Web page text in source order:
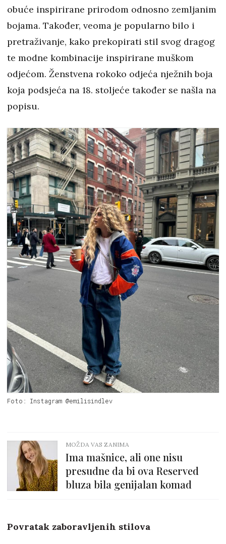
obuće inspirirane prirodom odnosno zemljanim
bojama. Također, veoma je popularno bilo i
pretraživanje, kako prekopirati stil svog dragog
te modne kombinacije inspirirane muškom
odjećom. Ženstvena rokoko odjeća nježnih boja
koja podsjeća na 18. stoljeće također se našla na
popisu.
Foto: Instagram @emilisindlev
MOŽDA VAS ZANIMA
Ima mašnice, ali one nisu
presudne da bi ova Reserved
bluza bila genijalan komad
Povratak zaboravljenih stilova